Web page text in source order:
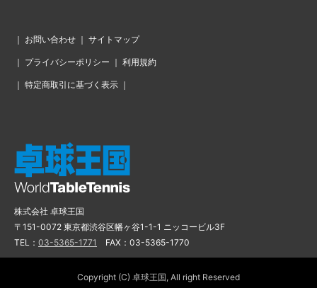
｜ お問い合わせ ｜ サイトマップ
｜ プライバシーポリシー ｜ 利用規約
｜ 特定商取引に基づく表示 ｜
株式会社 卓球王国
〒151-0072 東京都渋谷区幡ヶ谷1-1-1 ニッコービル3F
TEL： 03-5365-1771 FAX：03-5365-1770
Copyright (C) 卓球王国, All right Reserved